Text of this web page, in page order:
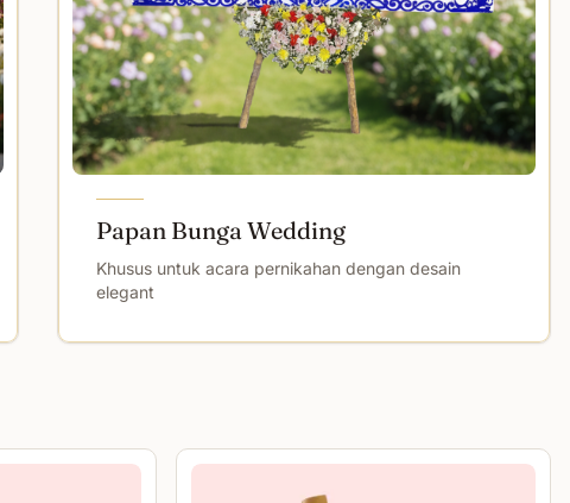
Papan Bunga Wedding
Khusus untuk acara pernikahan dengan desain
elegant